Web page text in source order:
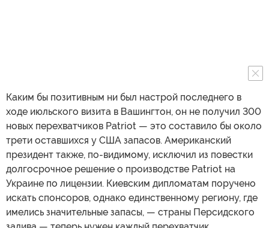
Каким бы позитивным ни был настрой последнего в
ходе июльского визита в Вашингтон, он не получил 300
новых перехватчиков Patriot — это составило бы около
трети оставшихся у США запасов. Американский
президент также, по-видимому, исключил из повестки
долгосрочное решение о производстве Patriot на
Украине по лицензии. Киевским дипломатам поручено
искать спонсоров, однако единственному региону, где
имелись значительные запасы, — страны Персидского